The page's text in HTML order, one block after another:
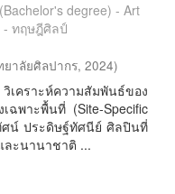
degree) - Art
ทฤษฎีศิลป์
ยาลัยศิลปากร,2024)
คราะห์ความสัมพันธ์ของ
ฉพาะพื้นที่ (Site-Speciﬁc
ศน์ ประดิษฐ์ทัศนีย์ ศิลปินที่
ละนานาชาติ ...